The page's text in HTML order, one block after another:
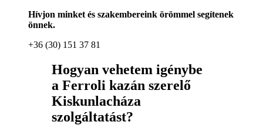
Hívjon minket és szakembereink örömmel segítenek
önnek.
+36 (30) 151 37 81
Hogyan vehetem igénybe
a Ferroli kazán szerelő
Kiskunlacháza
szolgáltatást?